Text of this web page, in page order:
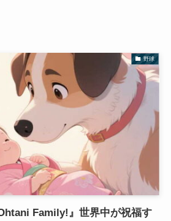
野球
Family!』世界中が祝福す